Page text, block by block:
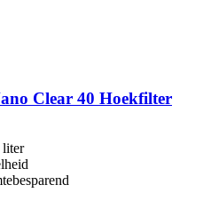
Clear 40 Hoekfilter
liter